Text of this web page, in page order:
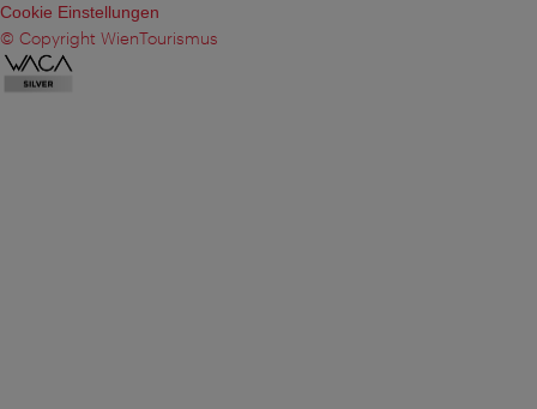
Cookie Einstellungen
© Copyright WienTourismus